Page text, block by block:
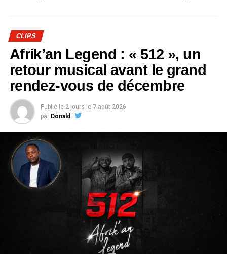
CLIPS
Afrik’an Legend : « 512 », un
retour musical avant le grand
rendez-vous de décembre
Publié le 2 jours le 7 août 2026
par Donald